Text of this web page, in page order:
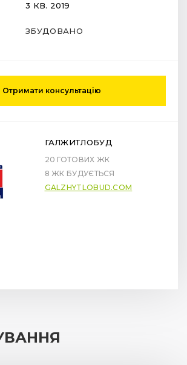
3 КВ. 2019
ЗБУДОВАНО
Отримати консультацію
ГАЛЖИТЛОБУД
20 ГОТОВИХ ЖК
8 ЖК БУДУЄТЬСЯ
GALZHYTLOBUD.COM